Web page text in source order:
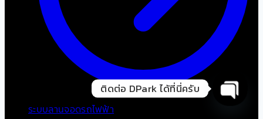
ระบบลานจอดรถไฟฟ้า
ติดต่อ DPark ได้ที่นี่ครับ